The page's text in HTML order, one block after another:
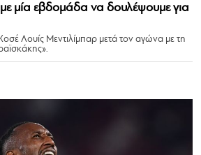
μία εβδομάδα να δουλέψουμε για
Λουίς Μεντιλίμπαρ μετά τον αγώνα με τη